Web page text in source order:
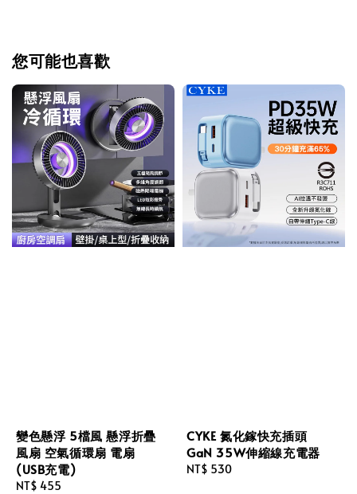
您可能也喜歡
變色懸浮 5檔風 懸浮折疊
風扇 空氣循環扇 電扇
(USB充電)
Regular
NT$ 455
CYKE 氮化鎵快充插頭
GaN 35W伸縮線充電器
Regular
NT$ 530